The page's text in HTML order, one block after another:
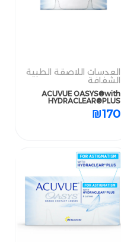
العدسات اللاصقة الطبية
الشفافة
ACUVUE OASYS®with
HYDRACLEAR®PLUS
₪170
الشفافة
ACUVUE OASYS®with
HYDRACLEAR®PLUS
₪170